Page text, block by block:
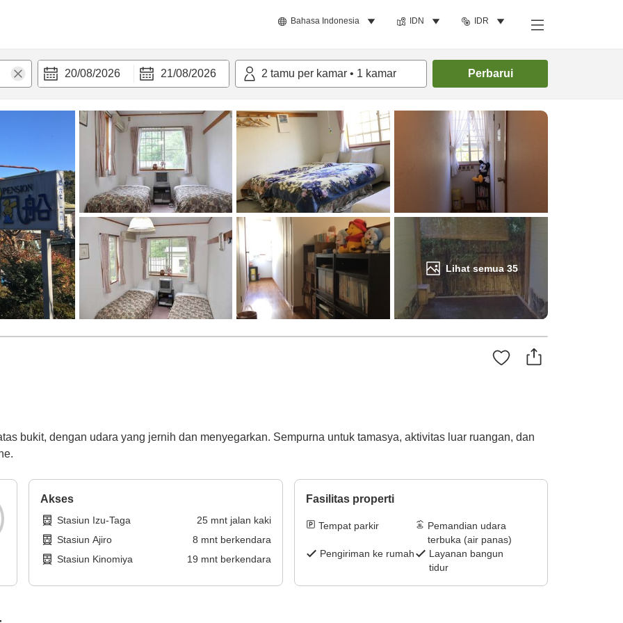
Bahasa Indonesia IDN IDR
20/08/2026 21/08/2026 2 tamu per kamar • 1 kamar Perbarui
Lihat semua35
Cari kamar
bukit, dengan udara yang jernih dan menyegarkan. Sempurna untuk tamasya, aktivitas luar ruangan, dan
Akses
Stasiun Izu-Taga 25mnt jalan kaki
Stasiun Ajiro
8 mnt berkendara
Stasiun Kinomiya
19 mnt berkendara
Fasilitas properti
Tempat parkir
Pemandian udara
terbuka (air panas)
Pengiriman ke rumah
Layanan bangun
tidur